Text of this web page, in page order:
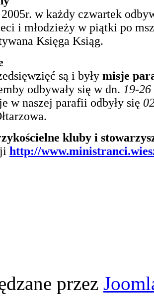
w każdy czwartek
i młodzieży w piątki po
Księga Ksiąg.
są i były misje
odbywały się w dn. 19-
w naszej parafii odbyły się
kluby i
http://
przez